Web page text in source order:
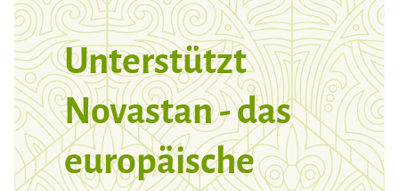
Unterstützt
Novastan - das
europäische